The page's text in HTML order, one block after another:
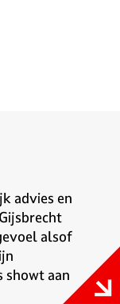
advies en
alsof
showt aan